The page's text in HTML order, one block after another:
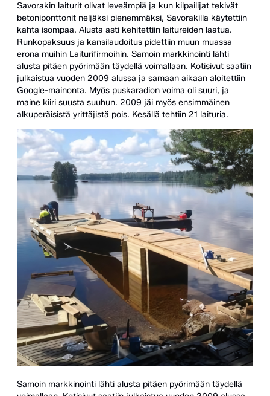
Savorakin laiturit olivat leveämpiä ja kun kilpailijat tekivät
betoniponttonit neljäksi pienemmäksi, Savorakilla käytettiin
kahta isompaa. Alusta asti kehitettiin laitureiden laatua.
Runkopaksuus ja kansilaudoitus pidettiin muun muassa
erona muihin Laiturifirmoihin. Samoin markkinointi lähti
alusta pitäen pyörimään täydellä voimallaan. Kotisivut saatiin
julkaistua vuoden 2009 alussa ja samaan aikaan aloitettiin
Google-mainonta. Myös puskaradion voima oli suuri, ja
maine kiiri suusta suuhun. 2009 jäi myös ensimmäinen
alkuperäisistä yrittäjistä pois. Kesällä tehtiin 21 laituria.
Samoin markkinointi lähti alusta pitäen pyörimään täydellä